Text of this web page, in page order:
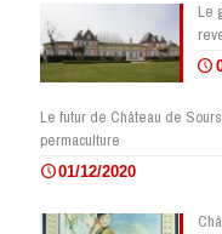
Le
Le futur de Château de
permaculture
01/12/2020